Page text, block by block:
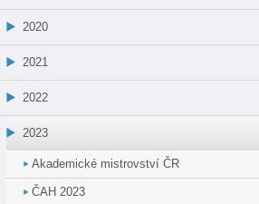
2020
2021
2022
2023
Akademické mistrovství ČR
ČAH 2023